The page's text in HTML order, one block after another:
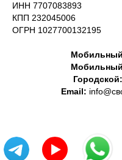
ИНН 7707083893
КПП 232045006
ОГРН 1027700132195
Городской:
Email: